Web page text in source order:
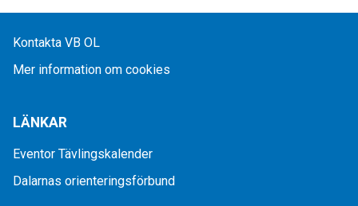
Kontakta VB OL
Mer information om cookies
LÄNKAR
Eventor Tävlingskalender
Dalarnas orienteringsförbund